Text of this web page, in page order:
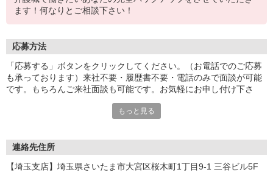
ます！何なりとご相談下さい！
応募方法
「応募する」ボタンをクリックしてください。（お電話でのご応募
も承っております）来社不要・履歴書不要・電話のみで面談が可能
です。もちろんご来社面談も可能です。お気軽にお申し付け下さ
もっと見る
連絡先住所
【埼玉支店】埼玉県さいたま市大宮区桜木町1丁目9-1 三谷ビル5F